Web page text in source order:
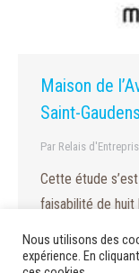
Maison de
Saint-Gaudens
Par Relais
Cette étude
faisabilité de huit
Nous utilisons des
expérience. En